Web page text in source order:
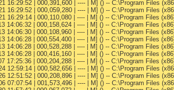
16:29:52 | 000,391,600 | ---- | M] () -- C:\Program Files
16:29:52 | 000,059,280 | ---- | M] () -- C:\Program Files
16:29:14 | 000,110,080 | ---- | M] () -- C:\Program Files
14:06:32 | 000,158,624 | ---- | M] () -- C:\Program Files
14:06:30 | 000,108,960 | ---- | M] () -- C:\Program Files
14:06:28 | 000,554,400 | ---- | M] () -- C:\Program Files
14:06:28 | 000,528,288 | ---- | M] () -- C:\Program Files
14:06:28 | 000,416,160 | ---- | M] () -- C:\Program Files
17:25:36 | 000,204,288 | ---- | M] () -- C:\Program Files
12:59:14 | 000,582,656 | ---- | M] () -- C:\Program Files
12:51:52 | 000,208,896 | ---- | M] () -- C:\Program Files
07:07:54 | 001,573,496 | ---- | M] () -- C:\Program Files